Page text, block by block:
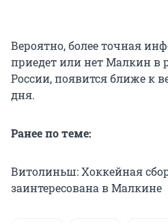
Вероятно, более точная
приедет или нет Малкин в
России, появится ближе к
дня.
Ранее по теме:
Витолиньш: Хоккейная
заинтересована в Малкине